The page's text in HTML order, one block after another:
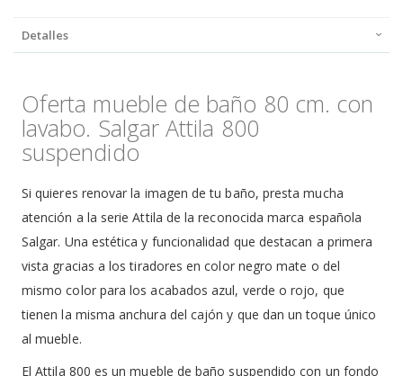
Detalles
Oferta mueble de baño 80 cm. con
lavabo. Salgar Attila 800
suspendido
Si quieres renovar la imagen de tu baño, presta mucha
atención a la serie Attila de la reconocida marca española
Salgar. Una estética y funcionalidad que destacan a primera
vista gracias a los tiradores en color negro mate o del
mismo color para los acabados azul, verde o rojo, que
tienen la misma anchura del cajón y que dan un toque único
al mueble.
El Attila 800 es un mueble de baño suspendido con un fondo